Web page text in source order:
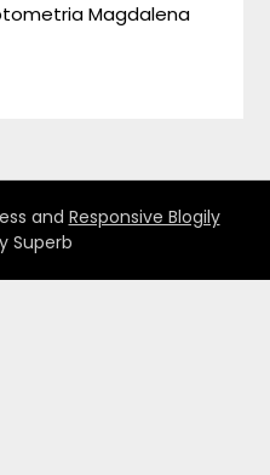
Magdalena
and Responsive Blogily
Superb